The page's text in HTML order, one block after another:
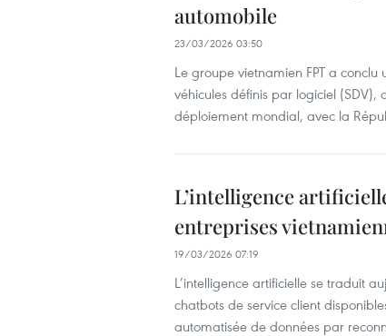
automobile
23/03/2026 03:50
Le groupe vietnamien FPT a
véhicules définis par logiciel
déploiement mondial, avec la
L’intelligence
entreprises
19/03/2026 07:19
L’intelligence artificielle se traduit
chatbots de service client
automatisée de données par